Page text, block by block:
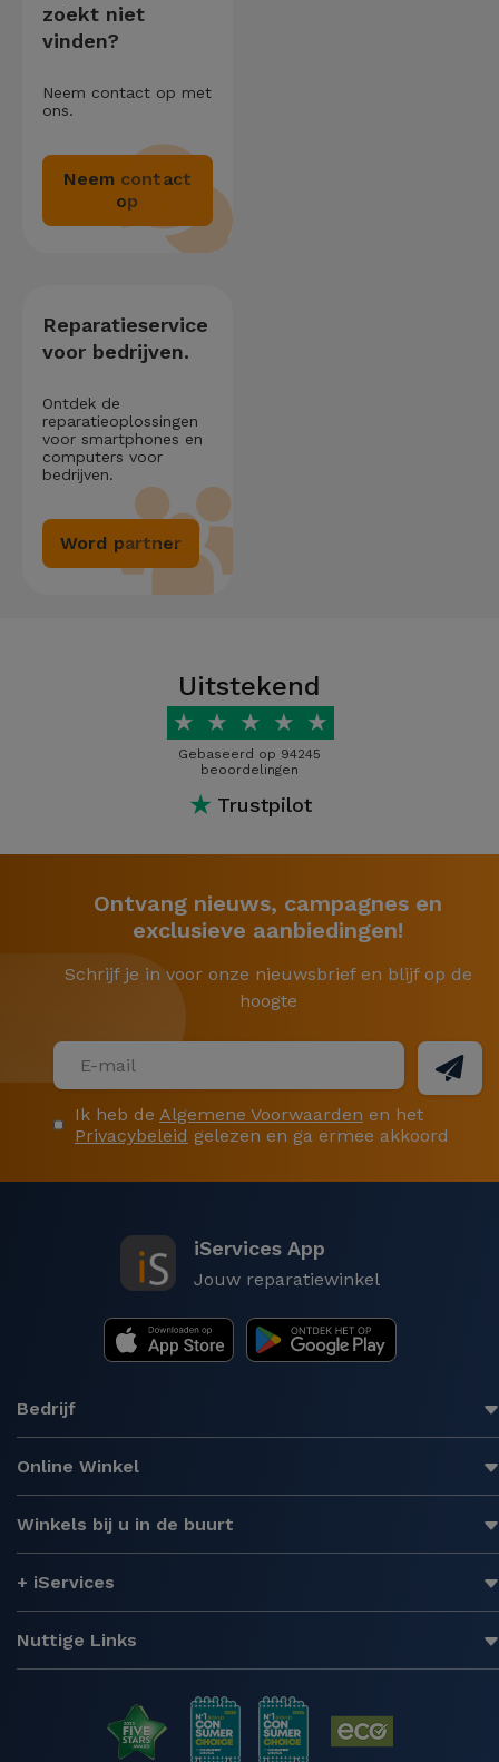
zoekt niet
vinden?
Neem contact op met
ons.
Neem contact
op
Reparatieservice
voor bedrijven.
Ontdek de
reparatieoplossingen
voor smartphones en
computers voor
bedrijven.
Word partner
Uitstekend
★ ★ ★ ★ ★
Gebaseerd op 94245
beoordelingen
★ Trustpilot
Ontvang nieuws, campagnes en
exclusieve aanbiedingen!
Schrijf je in voor onze nieuwsbrief en blijf op de
hoogte
Ik heb de Algemene Voorwaarden en het
Privacybeleid gelezen en ga ermee akkoord
iServices App
Jouw reparatiewinkel
Bedrijf
Online Winkel
Winkels bij u in de buurt
+ iServices
Nuttige Links